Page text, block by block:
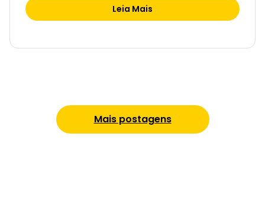
Leia Mais
Mais postagens